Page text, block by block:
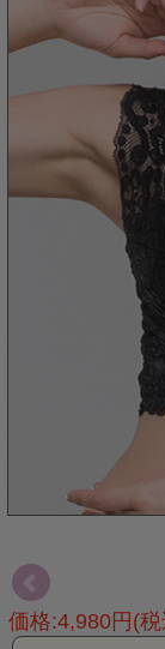
価格:4,980円(税